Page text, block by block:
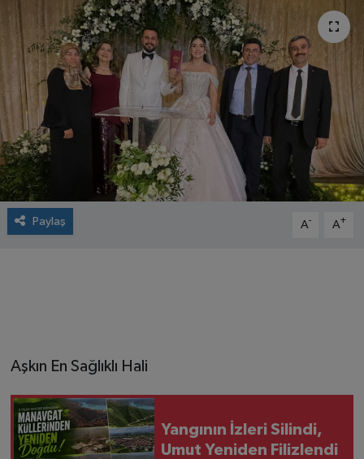
Paylaş A- A+
Aşkın En Sağlıklı Hali
Yangının İzleri Silindi,
Umut Yeniden Filizlendi